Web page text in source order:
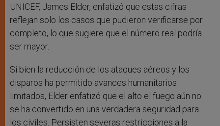
UNICEF, James Elder, enfatizó que estas cifras
reflejan solo los casos que pudieron verificarse por
completo, lo que sugiere que el número real podría
ser mayor.
Si bien la reducción de los ataques aéreos y los
disparos ha permitido avances humanitarios
limitados, Elder enfatizó que el alto el fuego aún no
se ha convertido en una verdadera seguridad para
los civiles. Persisten severas restricciones a la